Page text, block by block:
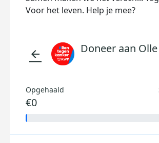
Voor het leven. Help je mee?
arrow_back Doneer aan Olle
Opgehaald
€0